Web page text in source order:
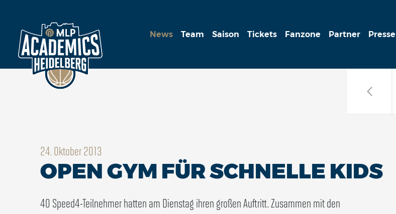
News Team Saison Tickets Fanzone Partner Presse
24. Oktober 2013
OPEN GYM FÜR SCHNELLE KIDS
40 Speed4-Teilnehmer hatten am Dienstag ihren großen Auftritt. Zusammen mit den